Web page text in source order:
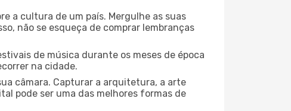
a cultura de um país. Mergulhe as suas
não se esqueça de comprar lembranças
de música durante os meses de época
na cidade.
câmara. Capturar a arquitetura, a arte
pode ser uma das melhores formas de